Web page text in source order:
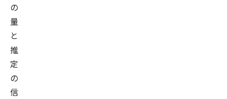
の
量
と
推
定
の
信